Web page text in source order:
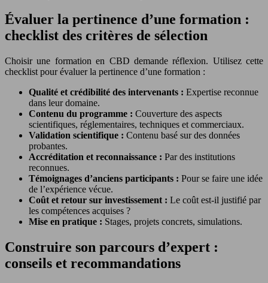
Évaluer la pertinence d’une formation :
checklist des critères de sélection
Choisir une formation en CBD demande réflexion. Utilisez cette
checklist pour évaluer la pertinence d’une formation :
Qualité et crédibilité des intervenants : Expertise reconnue
dans leur domaine.
Contenu du programme : Couverture des aspects
scientifiques, réglementaires, techniques et commerciaux.
Validation scientifique : Contenu basé sur des données
probantes.
Accréditation et reconnaissance : Par des institutions
reconnues.
Témoignages d’anciens participants : Pour se faire une idée
de l’expérience vécue.
Coût et retour sur investissement : Le coût est-il justifié par
les compétences acquises ?
Mise en pratique : Stages, projets concrets, simulations.
Construire son parcours d’expert :
conseils et recommandations